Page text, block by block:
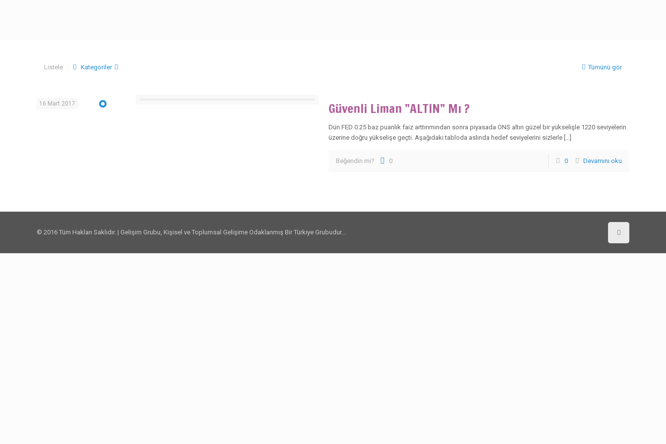
Listele Kategoriler Tümünü gör
16 Mart 2017 Güvenli Liman ”ALTIN” Mı ?
Dün FED 0.25 baz puanlık faiz arttırımından sonra piyasada ONS altın güzel bir yükselişle 1220 seviyelerin
üzerine doğru yükselişe geçti. Aşağıdaki tabloda aslında hedef seviyelerini sizlerle […]
Beğendin mi? 0 0 Devamını oku
© 2016 Tüm Hakları Saklıdır. | Gelişim Grubu, Kişisel ve Toplumsal Gelişime Odaklanmış Bir Türkiye Grubudur...